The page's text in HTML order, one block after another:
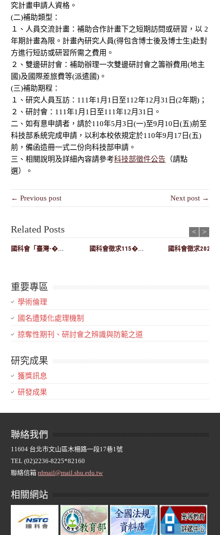
究計畫申請人資格。
(二)補助類型：
１、人員交流計畫：補助合作計畫下之短期訪問或研習，以 2
年期計畫為限。計畫內研究人員(得包含博士後及博士生)赴對
方進行短訪或研習所需之費用。
２、雙邊研討會：補助辦理一次雙邊研討會之籌辦費用(地主
國)及國際差旅費等(派遣國)。
(三)補助期程：
１、研究人員互訪：111年1月1日至112年12月31日(2年期)；
２、研討會：111年1月1日至111年12月31日。
二、如有意申請者，請於110年5月3日(一)至9月10日(五)前至
科技部系統完成申請，以利本校依規定於110年9月17日(五)
前，備函造冊一式二份向科技部申請。
三、相關說明及詳細內容請參考科技部徵件公告 （請點
選）。
← Previous post Next post →
Related Posts
國科會「臺灣-�... 國科會徵求115�... 國科會徵求2027-
< >
重要專區
學術倫理
國名遭矮化處理機制
掠奪性期刊、研討會之辨識與防範之道
研究成果
獲獎訊息
研發成果
聯絡我們
11604 台北市文山區木柵路一段17巷1號
TEL (02)2236-8225*82160
聯絡信箱rdmail@mail.shu.edu.tw
相關網站